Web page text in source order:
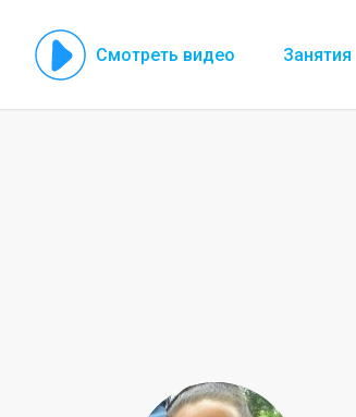
Смотреть видео Занятия